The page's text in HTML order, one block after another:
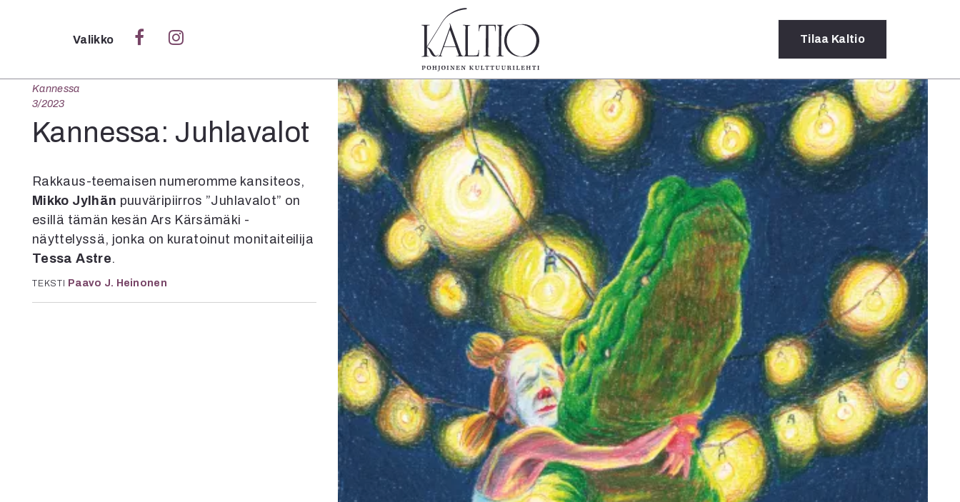
Sulje
Kategoriat
Verkkoartikkeli
Teatteri
Tanssi
Tanssi
Sarjakuva
Sámegillii
Pääkirjoitus
Paperilehdestä
Oulu2026
Näyttelyt
Musiikki
Levyt
Kuvataide
Kirjat
In English
Esitystaide
Arkisto
Lehdet
4/2026
2–3/2026
1/2026
6/2025
5/2025 saame
5/2025
Lehtiarkisto
Info
Tilaus ja
irtonumerot
Yhteistyössä
Toimitus
Mediatiedot
Kaltio ry
Valikko Tilaa Kaltio
Kannessa
3/2023
Kannessa: Juhlavalot
Rakkaus-teemaisen numeromme kansiteos,
Mikko Jylhän puuväripiirros ”Juhlavalot” on
esillä tämän kesän Ars Kärsämäki -
näyttelyssä, jonka on kuratoinut monitaiteilija
Tessa Astre.
TEKSTI Paavo J. Heinonen